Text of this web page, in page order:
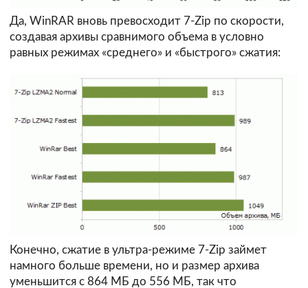
Да, WinRAR вновь превосходит 7-Zip по скорости,
создавая архивы сравнимого объема в условно
равных режимах «среднего» и «быстрого» сжатия:
Конечно, сжатие в ультра-режиме 7-Zip займет
намного больше времени, но и размер архива
уменьшится с 864 МБ до 556 МБ, так что